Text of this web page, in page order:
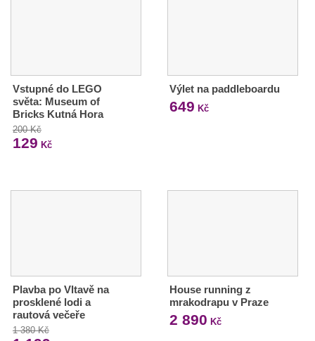
Vstupné do LEGO
světa: Museum of
Bricks Kutná Hora
200 Kč
129 Kč
Výlet na paddleboardu
649 Kč
Plavba po Vltavě na
prosklené lodi a
rautová večeře
1 380 Kč
House running z
mrakodrapu v Praze
2 890 Kč